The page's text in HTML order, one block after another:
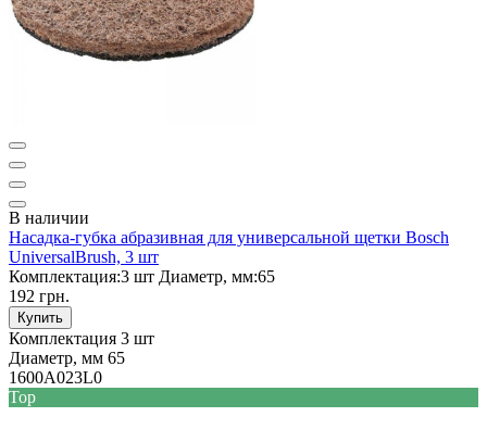
В наличии
Насадка-губка абразивная для универсальной щетки Bosch
UniversalBrush, 3 шт
Комплектация:3 шт Диаметр, мм:65
192 грн.
Купить
Комплектация 3 шт
Диаметр, мм 65
1600A023L0
Top